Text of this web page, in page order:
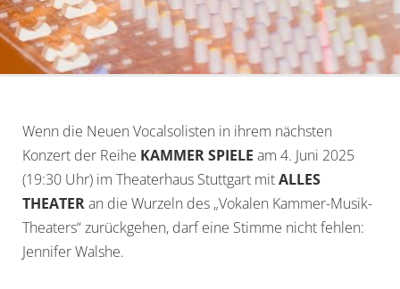
Wenn die Neuen Vocalsolisten in ihrem nächsten
Konzert der Reihe KAMMER SPIELE am 4. Juni 2025
(19:30 Uhr) im Theaterhaus Stuttgart mitALLES
THEATERan die Wurzeln des „Vokalen Kammer-Musik-
Theaters“ zurückgehen, darf eine Stimme nicht fehlen:
Jennifer Walshe.